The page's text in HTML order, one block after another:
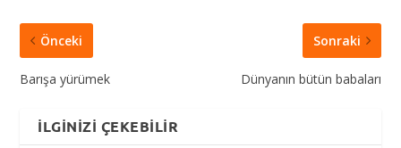
Önceki
Barışa yürümek
Sonraki
Dünyanın bütün babaları
İLGINIZI ÇEKEBILIR